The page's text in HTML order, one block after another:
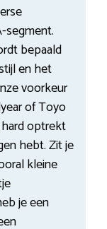
segment.
bepaald
en het
voorkeur
of Toyo
optrekt
hebt. Zit je
kleine
je een